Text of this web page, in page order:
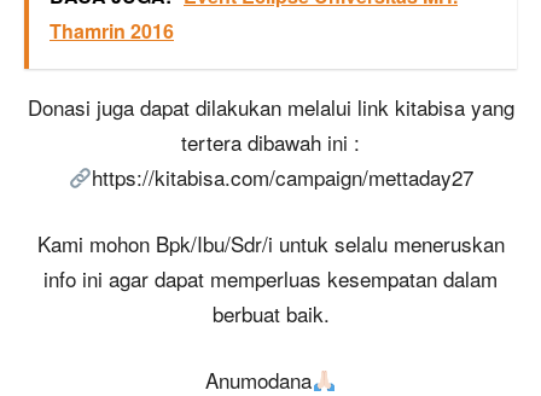
Thamrin 2016
Donasi juga dapat dilakukan melalui link kitabisa yang
tertera dibawah ini :
https://kitabisa.com/campaign/mettaday27
Kami mohon Bpk/Ibu/Sdr/i untuk selalu meneruskan
info ini agar dapat memperluas kesempatan dalam
berbuat baik.
Anumodana